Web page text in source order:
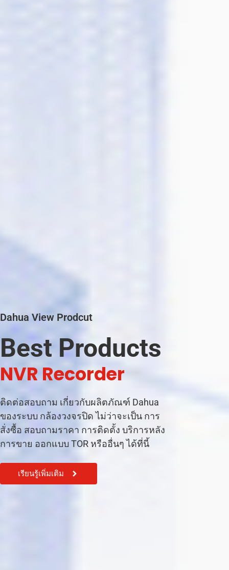
Dahua View Prodcut
Best Products
|
ติดต่อสอบถาม เกี่ยวกับผลิตภัณฑ์ Dahua
ของระบบ กล้องวงจรปิด ไม่ว่าจะเป็น การ
สั่งซื้อ สอบถามราคา การติดตั้ง บริการหลัง
การขาย ออกแบบ TOR หรืออื่นๆ ได้ที่นี้
เรียนรู้เพิ่มเติม